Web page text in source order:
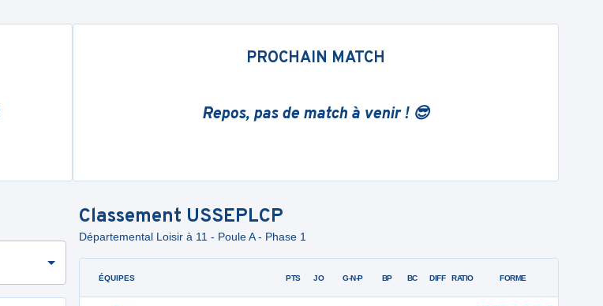
PROCHAIN MATCH
Repos, pas de match à venir ! 😎
Classement USSEPLCP
Départemental Loisir à 11 - Poule A - Phase 1
ÉQUIPES PTS JO G-N-P BP BC DIFF RATIO FORME